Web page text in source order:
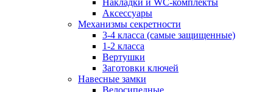
Накладки и WC-комплекты
Аксессуары
Механизмы секретности
3-4 класса (самые защищенные)
1-2 класса
Вертушки
Заготовки ключей
Навесные замки
Велосипедные